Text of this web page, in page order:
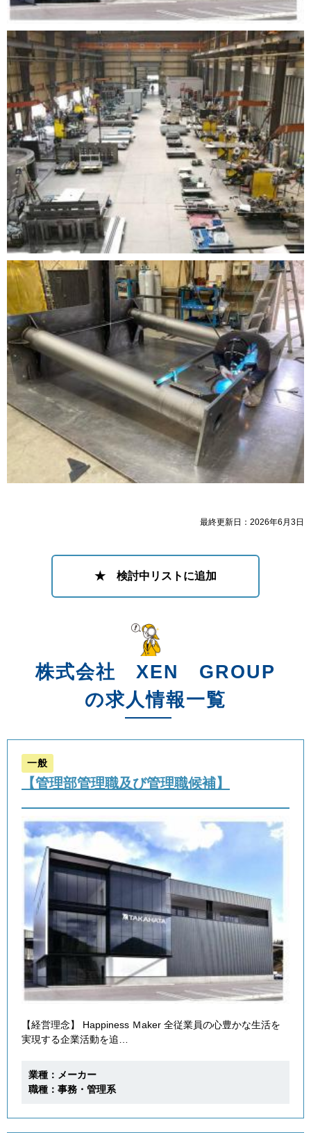
最終更新日：2026年6月3日
★ 検討中リストに追加
株式会社 XEN GROUP
の求人情報一覧
一般
【管理部管理職及び管理職候補】
【経営理念】 Happiness Ｍaker 全従業員の心豊かな生活を
実現する企業活動を追…
業種：メーカー
職種：事務・管理系